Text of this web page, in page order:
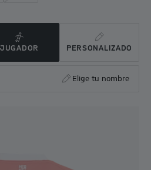
JUGADOR PERSONALIZADO
Elige tu nombre